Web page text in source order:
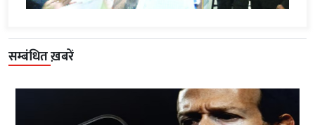
सम्बंधित ख़बरें